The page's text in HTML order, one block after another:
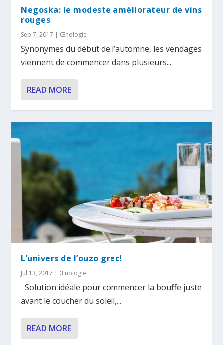
Negoska: le modeste améliorateur de vins
rouges
Sep 7, 2017 | Œnologie
Synonymes du début de l’automne, les vendages
viennent de commencer dans plusieurs...
READ MORE
L’univers de l’ouzo grec!
Jul 13, 2017 | Œnologie
Solution idéale pour commencer la bouffe juste
avant le coucher du soleil,...
READ MORE